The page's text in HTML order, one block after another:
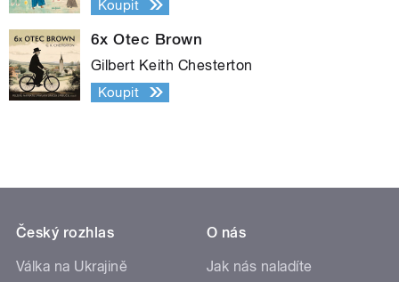
Koupit
6x Otec Brown
Gilbert Keith Chesterton
Koupit
Český rozhlas
Válka na Ukrajině
O nás
Jak nás naladíte